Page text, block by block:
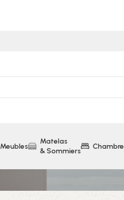
Meubles
Matelas
& Sommiers
Chambre